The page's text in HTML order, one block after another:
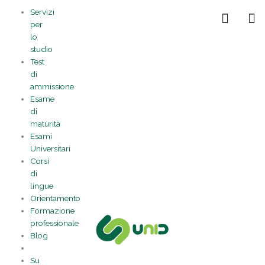
contenuto
Servizi
per
lo
studio
Test
di
ammissione
Esame
di
maturità
Esami
Universitari
Corsi
di
lingue
Orientamento
Formazione
professionale
Blog
Su